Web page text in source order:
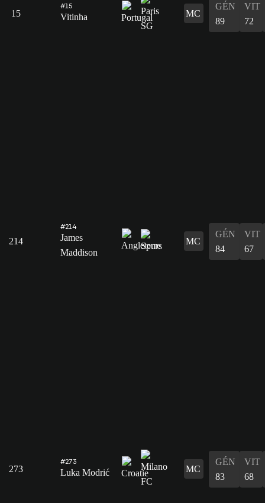
15
#15
Vitinha MC
GÉN
89
VIT
72
214
#214
James
Maddison
MC
GÉN
84
VIT
67
273
#273
Luka Modrić MC
GÉN
83
VIT
68